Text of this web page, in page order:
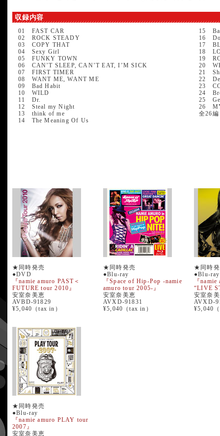
収録内容
01 FAST CAR
02 ROCK STEADY
03 COPY THAT
04 Sexy Girl
05 FUNKY TOWN
06 CAN’T SLEEP, CAN’T EAT, I’M SICK
07 FIRST TIMER
08 WANT ME, WANT ME
09 Bad Habit
10 WILD
11 Dr.
12 Steal my Night
13 think of me
14 The Meaning Of Us
15
16
17
18
19
20
21
22
23
24
25
26
全26編
★同時発売
●DVD
『namie amuro PAST＜
FUTURE tour 2010』
安室奈美恵
AVBD-91829
¥5,040（tax in）
★同時発売
●Blu-ray
『Space of Hip-Pop -namie
amuro tour 2005-』
安室奈美恵
AVXD-91831
¥5,040（tax in）
★同時
●Blu-ray
『
“LIVE
安室奈
AVXD-
¥5,040
★同時発売
●Blu-ray
『namie amuro PLAY tour
2007』
安室奈美恵